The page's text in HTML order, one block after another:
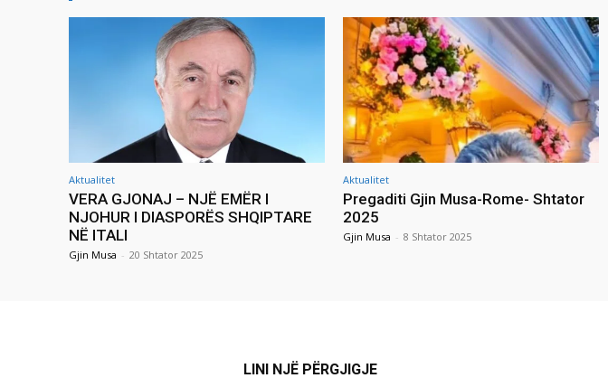
Aktualitet
VERA GJONAJ – NJË EMËR I
NJOHUR I DIASPORËS SHQIPTARE
NË ITALI
Gjin Musa - 20 Shtator 2025
Aktualitet
Pregaditi Gjin Musa-Rome- Shtator
2025
Gjin Musa - 8 Shtator 2025
LINI NJË PËRGJIGJE